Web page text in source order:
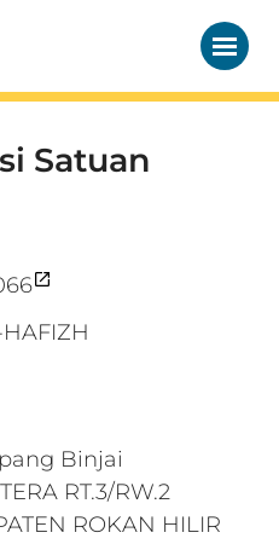
Satuan
Binjai
RT.3/RW.2
ROKAN HILIR